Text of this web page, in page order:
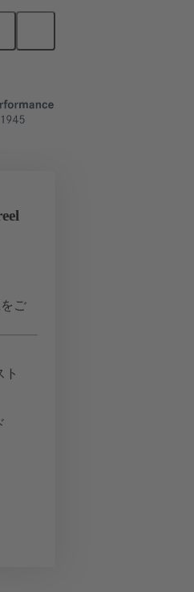
ご
ト